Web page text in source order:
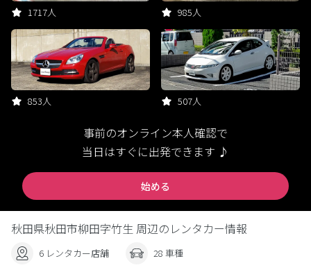
1717人 985人
853人 507人
事前のオンライン本人確認で
当日はすぐに出発できます ♪
始める
秋田県秋田市柳田字竹生 周辺のレンタカー情報
6 レンタカー店舗 28 車種